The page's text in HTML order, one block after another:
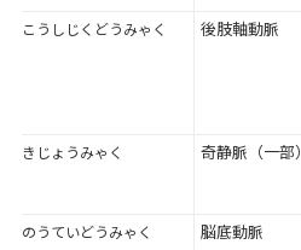
こうしじくどうみゃく 後肢軸動脈
きじょうみゃく 奇静脈（一部）
のうていどうみゃく 脳底動脈